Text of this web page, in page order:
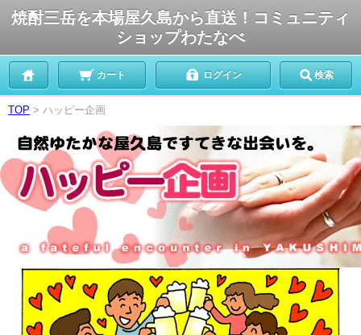
焼酎三岳を本場屋久島から直送！コミュニティ
ショップわたなべ
カート ログイン 検索
TOP > ハッピー企画